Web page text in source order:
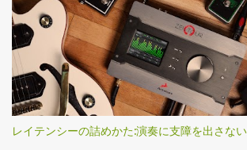
較は避けて通れない道です。 5弦用ネック（多
悪い 5弦用（多弦）ネックというのは物理的に
ック自体の質量が大...
Boogie 4x12 Recto Standard Slant Cabinet/
ノーマルチューニングとダウンチューニングで
ギターの方はAristidiusを使い分け、ベースは
セットでした。（撮影禁止だったので撮れてい
踏みかえに関してはPCからMIDIでAX-8を駆動
っている（俺は怠け者だからｗ）との事。 同期
はクリックを送って前三人はフロアモニター
思う） ピンと来たら、それを保存、後でゆった
る来ないが感性を磨く訳だから…。 あとは数を
フォームを使いこなして自動化を行う。ザッピ
けを行うとプラットフォームのレコメンド力も
で。結局AIも使い様ですね。 あとは何気ない情
報を抜き取る技術が大事だなと思っています。
Spotify Spotifyは結構慣れるまで時間がかかっ
聴いてたっけ？みたいな。 なので、一通り自
レイテンシーの詰めかた:演奏に支障を出さな